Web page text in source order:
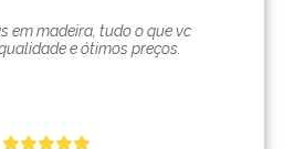
em madeira, tudo o que vc
e ótimos preços.